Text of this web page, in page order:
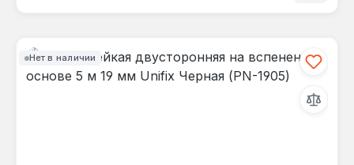
Нет в наличии